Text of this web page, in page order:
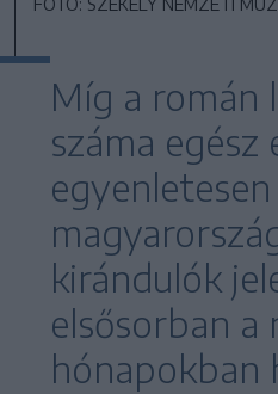
FOTÓ: SZÉKELY NEMZETI
Míg a román
száma egész
kirándulók
elsősorban a
hónapokban